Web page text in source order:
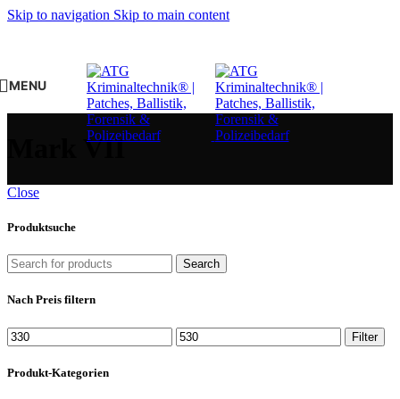
Skip to navigation Skip to main content
MENU
Mark VII
Close
Produktsuche
Search
Nach Preis filtern
Min.
Preis
Max.
Preis
Filter
Produkt-Kategorien